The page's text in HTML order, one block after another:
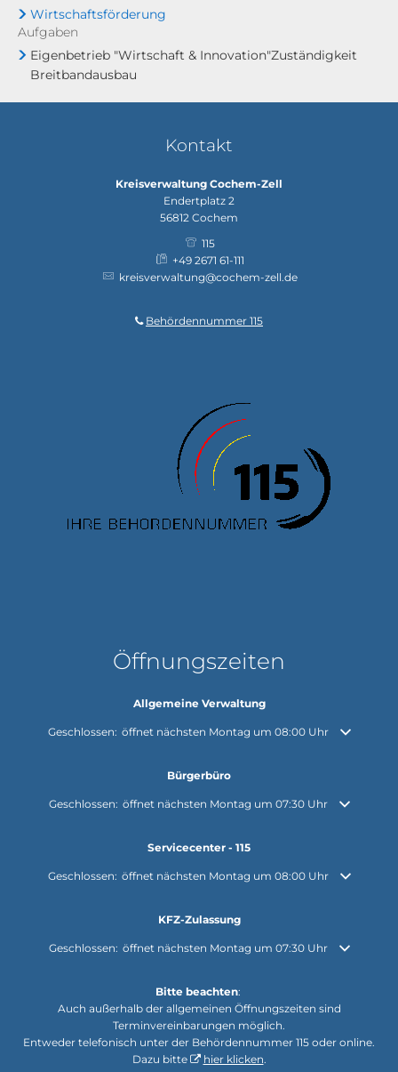
Wirtschaftsförderung
Aufgaben
Eigenbetrieb "Wirtschaft & Innovation"Zuständigkeit
Breitbandausbau
Kontakt
Kreisverwaltung Cochem-Zell
Endertplatz 2
56812 Cochem
115
+49 2671 61-111
kreisverwaltung@cochem-zell.de
Behördennummer 115
Öffnungszeiten
Allgemeine Verwaltung
Klicken, um weitere Öffnungs- oder Schließzeiten auszublenden
Geschlossen: öffnet nächsten Montag um 08:00 Uhr
Bürgerbüro
Klicken, um weitere Öffnungs- oder Schließzeiten auszublenden
Geschlossen: öffnet nächsten Montag um 07:30 Uhr
Servicecenter - 115
Klicken, um weitere Öffnungs- oder Schließzeiten auszublenden
Geschlossen: öffnet nächsten Montag um 08:00 Uhr
KFZ-Zulassung
Klicken, um weitere Öffnungs- oder Schließzeiten auszublenden
Geschlossen: öffnet nächsten Montag um 07:30 Uhr
Bitte beachten:
Auch außerhalb der allgemeinen Öffnungszeiten sind
Terminvereinbarungen möglich.
Entweder telefonisch unter der Behördennummer 115 oder online.
Dazu bitte
hier klicken.